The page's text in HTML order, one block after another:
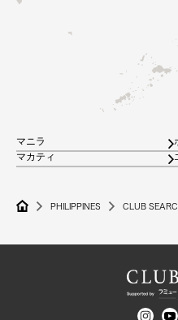
マニラ
マカティ
PHILIPPINES CLUB